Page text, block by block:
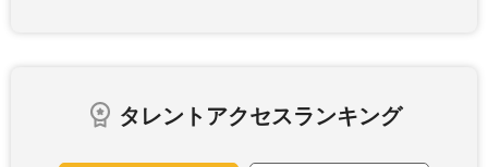
タレントアクセスランキング